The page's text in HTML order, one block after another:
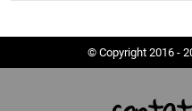
© Copyright 2016 -